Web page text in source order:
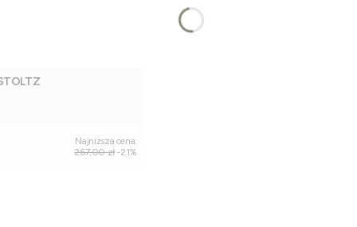
Dodaj do koszyka
Najniższa cena:
267,00 zł -21%